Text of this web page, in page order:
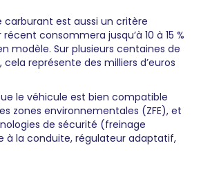
est aussi un critère
consommera jusqu’à 10 à 15 %
modèle. Sur plusieurs centaines de
représente des milliers d’euros
le véhicule est bien compatible
zones environnementales (ZFE), et
de sécurité (freinage
à la conduite, régulateur adaptatif,